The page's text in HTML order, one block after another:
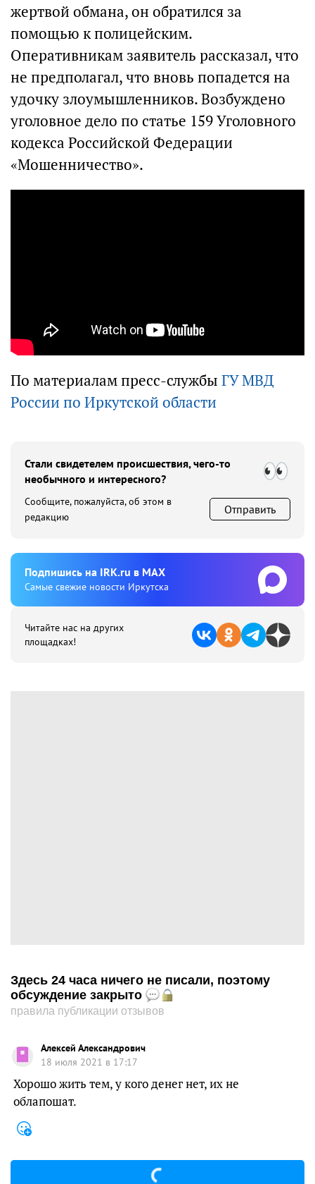
жертвой обмана, он обратился за
помощью к полицейским.
Оперативникам заявитель рассказал, что
не предполагал, что вновь попадется на
удочку злоумышленников. Возбуждено
уголовное дело по статье 159 Уголовного
кодекса Российской Федерации
«Мошенничество».
По материалам пресс-службы ГУ МВД
России по Иркутской области
Стали свидетелем происшествия, чего-то
необычного и интересного?
Сообщите, пожалуйста, об этом в
редакцию
Отправить
Подпишиcь на IRK.ru в MAX
Cамые свежие новости Иркутска
Читайте нас на других
площадках!
Здесь 24 часа ничего не писали, поэтому
обсуждение закрыто
правила публикации отзывов
Алексей Александрович
18 июля 2021 в 17:17
Хорошо жить тем, у кого денег нет, их не
облапошат.